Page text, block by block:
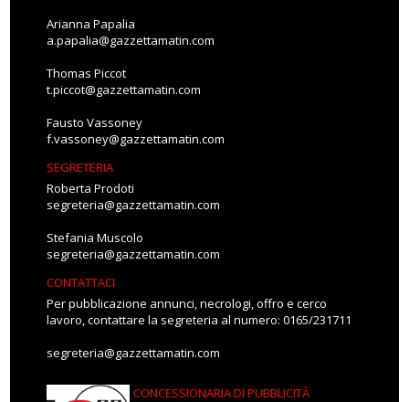
Arianna Papalia
a.papalia@gazzettamatin.com
Thomas Piccot
t.piccot@gazzettamatin.com
Fausto Vassoney
f.vassoney@gazzettamatin.com
SEGRETERIA
Roberta Prodoti
segreteria@gazzettamatin.com
Stefania Muscolo
segreteria@gazzettamatin.com
CONTATTACI
Per pubblicazione annunci, necrologi, offro e cerco
lavoro, contattare la segreteria al numero: 0165/231711
segreteria@gazzettamatin.com
CONCESSIONARIA DI PUBBLICITÀ